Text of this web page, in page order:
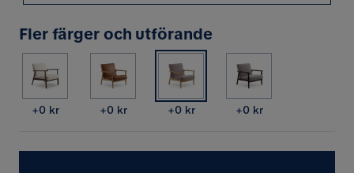
Fler färger och utförande
Pris
+0 kr Pris
+0 kr Pris
+0 kr Pris
+0 kr